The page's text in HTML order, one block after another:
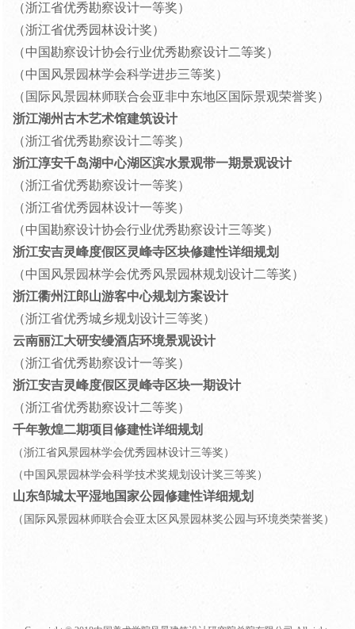
（浙江省优秀勘察设计一等奖）
（浙江省优秀园林设计奖）
（中国勘察设计协会行业优秀勘察设计二等奖）
（中国风景园林学会科学进步三等奖）
（国际风景园林师联合会亚非中东地区国际景观荣誉奖）
浙江湖州古木艺术馆建筑设计
（浙江省优秀勘察设计二等奖）
浙江淳安千岛湖中心湖区滨水景观带一期景观设计
（浙江省优秀勘察设计一等奖）
（浙江省优秀园林设计一等奖）
（中国勘察设计协会行业优秀勘察设计三等奖）
浙江安吉灵峰度假区灵峰寺区块修建性详细规划
（中国风景园林学会优秀风景园林规划设计二等奖）
浙江衢州江郎山游客中心规划方案设计
（浙江省优秀城乡规划设计三等奖）
云南丽江大研安缦酒店环境景观设计
（浙江省优秀勘察设计一等奖）
浙江安吉灵峰度假区灵峰寺区块一期设计
（浙江省优秀勘察设计二等奖）
千年敦煌二期项目修建性详细规划
（浙江省风景园林学会优秀园林设计三等奖）
（中国风景园林学会科学技术奖规划设计奖三等奖）
山东邹城太平湿地国家公园修建性详细规划
（国际风景园林师联合会亚太区风景园林奖公园与环境类荣誉奖）